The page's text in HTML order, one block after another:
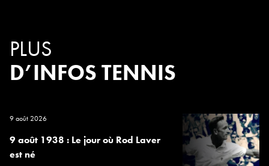
PLUS
D’INFOS TENNIS
9 août 2026
9 août 1938 : Le jour où Rod Laver
est né